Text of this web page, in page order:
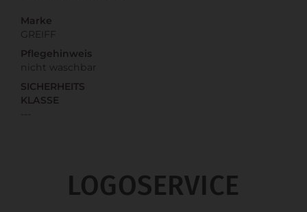
Marke
GREIFF
Pflegehinweis
nicht waschbar
SICHERHEITS
KLASSE
LOGOSERVICE